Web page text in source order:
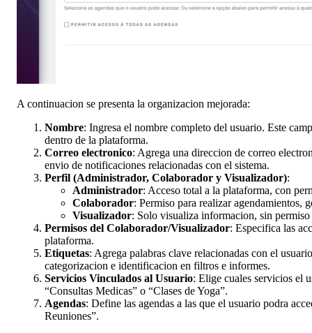
A continuacion se presenta la organizacion mejorada:
Nombre: Ingresa el nombre completo del usuario. Este
dentro de la plataforma.
Correo electronico: Agrega una direccion de correo
envio de notificaciones relacionadas con el sistema.
Perfil (Administrador, Colaborador y Visualizador):
Administrador: Acceso total a la plataforma, con
Colaborador: Permiso para realizar agendamientos,
Visualizador: Solo visualiza informacion, sin
Permisos del Colaborador/Visualizador: Especifica las
plataforma.
Etiquetas: Agrega palabras clave relacionadas con el
categorizacion e identificacion en filtros e informes.
Servicios Vinculados al Usuario: Elige cuales servicios el
“Consultas Medicas” o “Clases de Yoga”.
Agendas: Define las agendas a las que el usuario podra
Reuniones”.